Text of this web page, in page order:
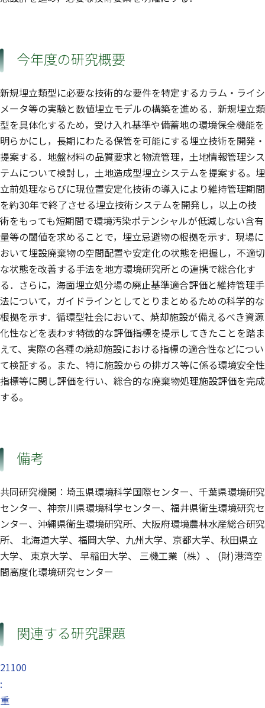
今年度の研究概要
新規埋立類型に必要な技術的な要件を特定するカラム・ライシ
メータ等の実験と数値埋立モデルの構築を進める．新規埋立類
型を具体化するため，受け入れ基準や備蓄地の環境保全機能を
明らかにし，長期にわたる保管を可能にする埋立技術を開発・
提案する．地盤材料の品質要求と物流管理，土地情報管理シス
テムについて検討し，土地造成型埋立システムを提案する。埋
立前処理ならびに現位置安定化技術の導入により維持管理期間
を約30年で終了させる埋立技術システムを開発し，以上の技
術をもっても短期間で環境汚染ポテンシャルが低減しない含有
量等の閾値を求めることで，埋立忌避物の根拠を示す．現場に
おいて埋設廃棄物の空間配置や安定化の状態を把握し，不適切
な状態を改善する手法を地方環境研究所との連携で総合化す
る．さらに，海面埋立処分場の廃止基準適合評価と維持管理手
法について，ガイドラインとしてとりまとめるための科学的な
根拠を示す．循環型社会において、焼却施設が備えるべき資源
化性などを表わす特徴的な評価指標を提示してきたことを踏ま
えて、実際の各種の焼却施設における指標の適合性などについ
て検証する。また、特に施設からの排ガス等に係る環境安全性
指標等に関し評価を行い、総合的な廃棄物処理施設評価を完成
する。
備考
共同研究機関：埼玉県環境科学国際センター、千葉県環境研究
センター、神奈川県環境科学センター、福井県衛生環境研究セ
ンター、沖縄県衛生環境研究所、大阪府環境農林水産総合研究
所、 北海道大学、福岡大学、九州大学、京都大学、秋田県立
大学、 東京大学、 早稲田大学、 三機工業（株）、 (財)港湾空
間高度化環境研究センター
関連する研究課題
21100
:
重